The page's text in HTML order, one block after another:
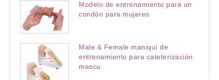
Modelo de entrenamiento para un
condón para mujeres
Male & Female maniquí de
entrenamiento para cateterización
mascu